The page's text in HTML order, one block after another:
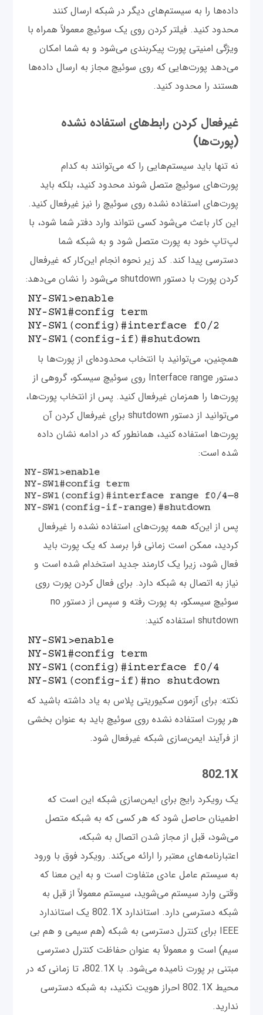
داده‌ها را به سیستم‌های دیگر در شبکه ارسال کنند
محدود کنید. فیلتر کردن روی یک سوئیچ معمولاً همراه با
ویژگی امنیتی پورت پیکربندی می‌شود و به شما امکان
می‌دهد پورت‌هایی که روی سوئیچ مجاز به ارسال داده‌ها
هستند را محدود کنید.
غیرفعال کردن رابط‌های استفاده نشده
(پورت‌ها)
نه تنها باید سیستم‌هایی را که می‌توانند به کدام
پورت‌های سوئیچ متصل شوند محدود کنید، بلکه باید
پورت‌های استفاده نشده روی سوئیچ را نیز غیرفعال کنید.
این کار باعث می‌شود کسی نتواند وارد دفتر شما شود، با
لپ‌تاپ خود به پورت متصل شود و به شبکه شما
دسترسی پیدا کند. کد زیر نحوه انجام این‌کار که غیرفعال
کردن پورت با دستور shutdown می‌شود را نشان می‌دهد:
همچنین، می‌توانید با انتخاب محدوده‌ای از پورت‌ها با
دستور Interface range روی سوئیچ سیسکو، گروهی از
پورت‌ها را همزمان غیرفعال کنید. پس از انتخاب پورت‌ها،
می‌توانید از دستور shutdown برای غیرفعال کردن آن
پورت‌ها استفاده کنید، همانطور که در ادامه نشان داده
شده است:
پس از این‌که همه پورت‌های استفاده نشده را غیرفعال
کردید، ممکن است زمانی فرا برسد که یک پورت باید
فعال شود، زیرا یک کارمند جدید استخدام شده است و
نیاز به اتصال به شبکه دارد. برای فعال کردن پورت روی
سوئیچ سیسکو، به پورت رفته و سپس از دستور no
shutdown استفاده کنید:
نکته: برای آزمون سکیوریتی پلاس به یاد داشته باشید که
هر پورت استفاده نشده روی سوئیچ باید به عنوان بخشی
از فرآیند ایمن‌سازی شبکه غیرفعال شود.
802.1X
یک رویکرد رایج برای ایمن‌سازی شبکه این است که
اطمینان حاصل شود که هر کسی که به شبکه متصل
می‌شود، قبل از مجاز شدن اتصال به شبکه،
اعتبارنامه‌های معتبر را ارائه می‌کند. رویکرد فوق با ورود
به سیستم عامل عادی متفاوت است و به این معنا که
وقتی وارد سیستم می‌شوید، سیستم معمولاً از قبل به
شبکه دسترسی دارد. استاندارد 802.1X یک استاندارد
IEEE برای کنترل دسترسی به شبکه (هم سیمی و هم بی
سیم) است و معمولاً به عنوان حفاظت کنترل دسترسی
مبتنی بر پورت نامیده می‌شود. با 802.1X، تا زمانی که در
محیط 802.1X احراز هویت نکنید، به شبکه دسترسی
ندارید.